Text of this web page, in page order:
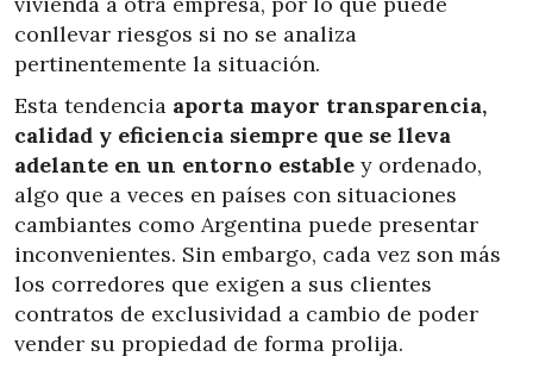
conllevar riesgos si no se analiza
pertinentemente la situación.
Esta tendencia aporta mayor transparencia,
calidad y eficiencia siempre que se lleva
adelante en un entorno estable y ordenado,
algo que a veces en países con situaciones
cambiantes como Argentina puede presentar
inconvenientes. Sin embargo, cada vez son más
los corredores que exigen a sus clientes
contratos de exclusividad a cambio de poder
vender su propiedad de forma prolija.